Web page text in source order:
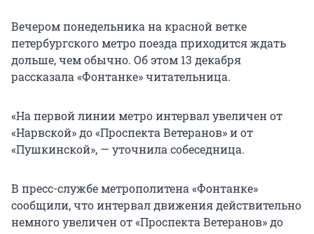
Вечером понедельника на красной ветке
петербургского метро поезда приходится ждать
дольше, чем обычно. Об этом 13 декабря
рассказала «Фонтанке» читательница.
«На первой линии метро интервал увеличен от
«Нарвской» до «Проспекта Ветеранов» и от
«Пушкинской», — уточнила собеседница.
В пресс-службе метрополитена «Фонтанке»
сообщили, что интервал движения действительно
немного увеличен от «Проспекта Ветеранов» до